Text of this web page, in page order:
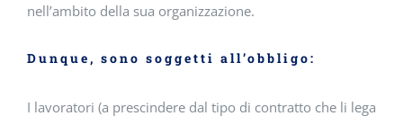
nell’ambito della sua organizzazione.
Dunque, sono soggetti all’obbligo:
I lavoratori (a prescindere dal tipo di contratto che li lega